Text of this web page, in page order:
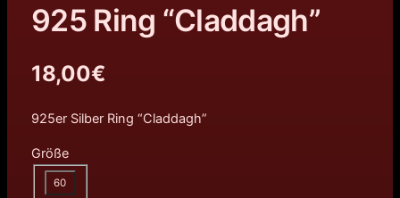
925 Ring “Claddagh”
18,00€
925er Silber Ring “Claddagh”
Größe
60